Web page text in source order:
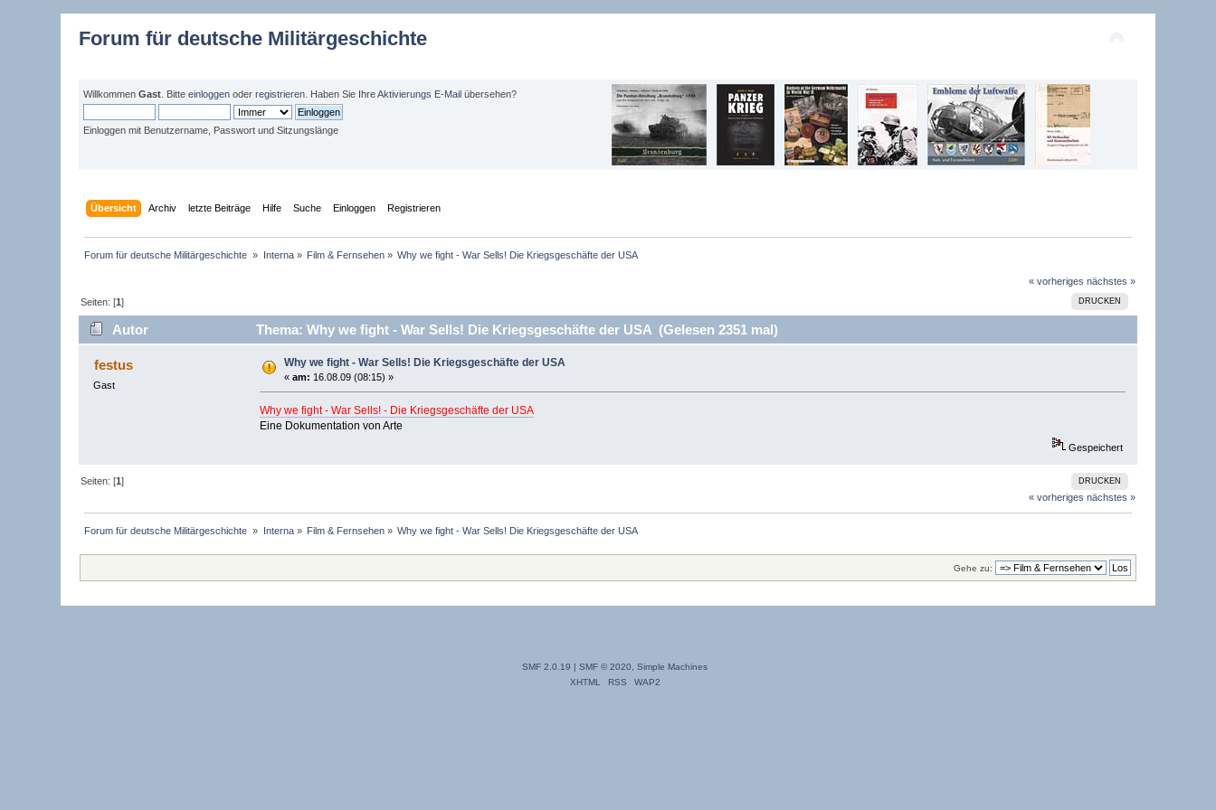
Forum für deutsche Militärgeschichte
WillkommenGast . Bitteeinloggen oderregistrieren . Haben Sie IhreAktivierungs E-Mail übersehen?
Einloggen mit Benutzername, Passwort und Sitzungslänge
Übersicht Archiv letzte Beiträge Hilfe Suche Einloggen Registrieren
Forum für deutsche Militärgeschichte » Interna» Film & Fernsehen » Why we fight - War Sells! Die Kriegsgeschäfte der USA
« vorheriges nächstes »
DRUCKEN
Seiten: [1]
Autor Thema: Why we fight - War Sells! Die Kriegsgeschäfte der USA (Gelesen 2351 mal)
festus
Gast
Why we fight - War Sells! Die Kriegsgeschäfte der USA
«am: 16.08.09 (08:15) »
Why we fight - War Sells! - Die Kriegsgeschäfte der USA
Eine Dokumentation von Arte
Gespeichert
DRUCKEN
Seiten: [1]
« vorheriges nächstes »
Forum für deutsche Militärgeschichte » Interna» Film & Fernsehen » Why we fight - War Sells! Die Kriegsgeschäfte der USA
Gehe zu:
SMF 2.0.19 SMF © 2020, Simple Machines
XHTML
RSS WAP2